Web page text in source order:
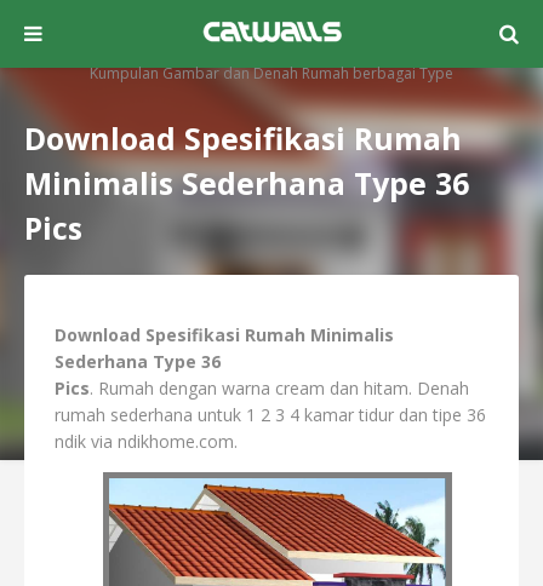
Kumpulan Gambar dan Denah Rumah berbagai Type
Download Spesifikasi Rumah
Minimalis Sederhana Type 36
Pics
Download Spesifikasi Rumah Minimalis
Sederhana Type 36
Pics. Rumah dengan warna cream dan hitam. Denah
rumah sederhana untuk 1 2 3 4 kamar tidur dan tipe 36
ndik via ndikhome.com.